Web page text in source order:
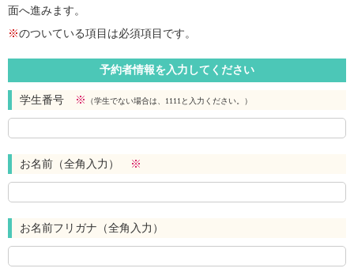
面へ進みます。
※のついている項目は必須項目です。
予約者情報を入力してください
学生番号 ※ （学生でない場合は、1111と入力ください。）
お名前（全角入力） ※
お名前フリガナ（全角入力）